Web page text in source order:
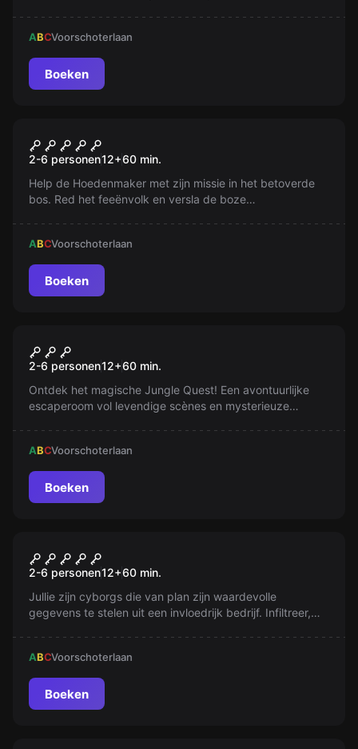
ABCVoorschoterlaan
Boeken
Alice VR
2-6 personen12+60 min.
Help de Hoedenmaker met zijn missie in het betoverde
bos. Red het feeënvolk en versla de boze
ABCVoorschoterlaan
Boeken
Jungle Quest VR
2-6 personen12+60 min.
Ontdek het magische Jungle Quest! Een avontuurlijke
escaperoom vol levendige scènes en mysterieuze
ABCVoorschoterlaan
Boeken
Cyberpunk VR
2-6 personen12+60 min.
Jullie zijn cyborgs die van plan zijn waardevolle
gegevens te stelen uit een invloedrijk bedrijf. Infiltreer,
ABCVoorschoterlaan
Boeken